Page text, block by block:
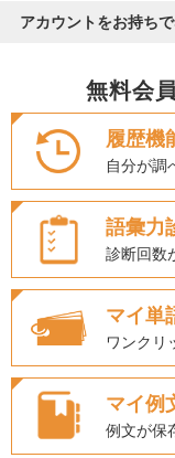
アカウントをお持ち
無料会
履歴機
自分が調
語彙力
診断回数
マイ単
ワンクリ
マイ例
例文が保